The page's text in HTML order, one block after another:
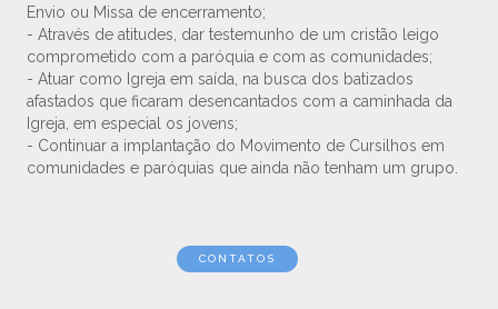
Envio ou Missa de encerramento;
- Através de atitudes, dar testemunho de um cristão leigo
comprometido com a paróquia e com as comunidades;
- Atuar como Igreja em saída, na busca dos batizados
afastados que ficaram desencantados com a caminhada da
Igreja, em especial os jovens;
- Continuar a implantação do Movimento de Cursilhos em
comunidades e paróquias que ainda não tenham um grupo.
CONTATOS